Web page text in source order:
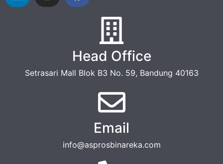
Head Office
Setrasari Mall Blok B3 No. 59, Bandung 40163
Email
info@asprosbinareka.com